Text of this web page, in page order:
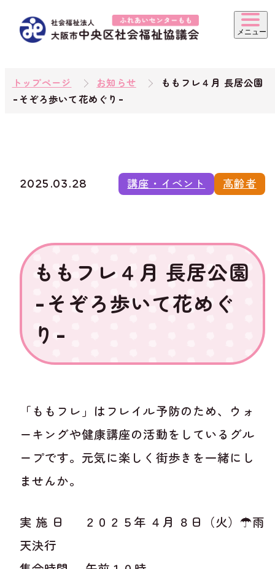
トップページ お知らせ
ももフレ４月 長居公園
-そぞろ歩いて花めぐり-
2025.03.28 講座・イベント 高齢者
ももフレ４月 長居公園
-そぞろ歩いて花めぐ
り-
「ももフレ」はフレイル予防のため、ウォ
ーキングや健康講座の活動をしているグル
ープです。元気に楽しく街歩きを一緒にし
ませんか。
実 施 日 ２０２５年 ４月 ８日（火）☂雨
天決行